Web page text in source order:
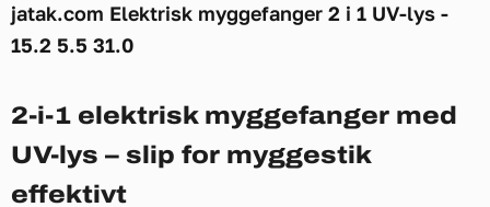
jatak.com Elektrisk myggefanger 2 i 1 UV-lys -
15.2 5.5 31.0
2-i-1 elektrisk myggefanger med
UV-lys – slip for myggestik
effektivt